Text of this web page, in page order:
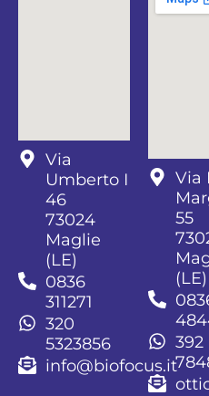
Via
Umberto I
46
73024
Maglie
(LE)
0836
311271
320
5323856
info@biofocus.it
Via
55
(LE)
392